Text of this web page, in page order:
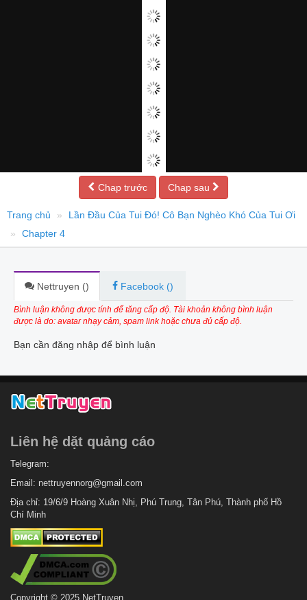
Chap trước Chap sau
Trang chủ
Lần Đầu Của Tui Đó! Cô Bạn Nghèo Khó Của Tui Ơi
Chapter 4
Nettruyen () Facebook ()
Bình luận không được tính để tăng cấp độ. Tài khoản không bình luận
được là do: avatar nhạy cảm, spam link hoặc chưa đủ cấp độ.
Bạn cần đăng nhập để bình luận
Liên hệ dặt quảng cáo
Telegram:
Email: nettruyennorg@gmail.com
Địa chỉ: 19/6/9 Hoàng Xuân Nhị, Phú Trung, Tân Phú, Thành phố Hồ
Chí Minh
Copyright © 2025 NetTruyen